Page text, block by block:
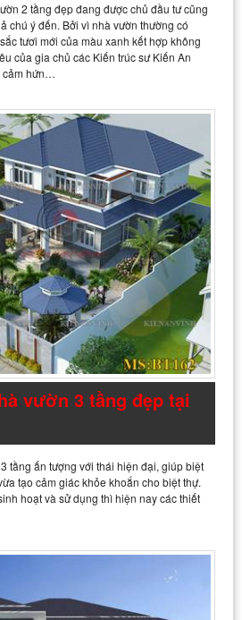
2 tầng đẹp đang được chủ đầu tư cũng
chú ý đến. Bởi vì nhà vườn thường có
tươi mới của màu xanh kết hợp không
của gia chủ các Kiến trúc sư Kiến An
cảm hứn…
vườn 3 tầng đẹp tại
tầng ấn tượng với thái hiện đại, giúp biệt
tạo cảm giác khỏe khoắn cho biệt thự.
hoạt và sử dụng thì hiện nay các thiết